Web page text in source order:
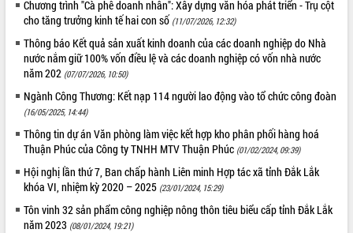
THỐNG KÊ TRUY CẬP
Hôm nay: 27234
66003376
Chương trình "Cà phê doanh nhân": Xây dựng văn hóa phát triển - Trụ cột
cho tăng trưởng kinh tế hai con số (11/07/2026, 12:32)
Thông báo Kết quả sản xuất kinh doanh của các doanh nghiệp do Nhà
nước nắm giữ 100% vốn điều lệ và các doanh nghiệp có vốn nhà nước
năm 202 (07/07/2026, 10:50)
Ngành Công Thương: Kết nạp 114 người lao động vào tổ chức công đoàn
(16/05/2025, 14:44)
Thông tin dự án Văn phòng làm việc kết hợp kho phân phối hàng hoá
Thuận Phúc của Công ty TNHH MTV Thuận Phúc (01/02/2024, 09:39)
Hội nghị lần thứ 7, Ban chấp hành Liên minh Hợp tác xã tỉnh Đắk Lắk
khóa VI, nhiệm kỳ 2020 – 2025 (23/01/2024, 15:29)
Tôn vinh 32 sản phẩm công nghiệp nông thôn tiêu biểu cấp tỉnh Đắk Lắk
năm 2023 (08/01/2024, 19:21)